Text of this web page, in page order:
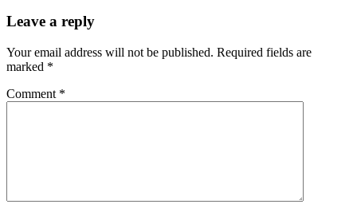
Leave a reply
Your email address will not be published. Required fields are
marked *
Comment *